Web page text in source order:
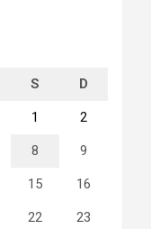
S D
1 2
8 9
15 16
22 23